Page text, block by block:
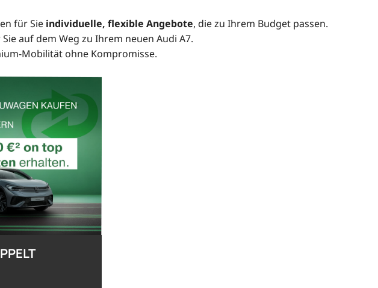
für Sie individuelle, flexible Angebote, die zu Ihrem Budget passen.
auf dem Weg zu Ihrem neuen Audi A7.
Mobilität ohne Kompromisse.